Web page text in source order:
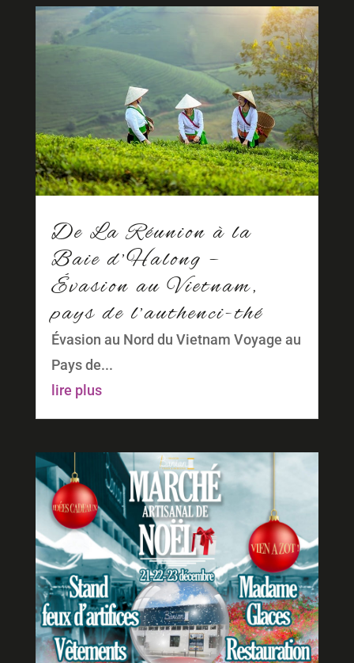
De La Réunion à la
Baie d’Halong –
Évasion au Vietnam,
pays de l’authenci-thé
Évasion au Nord du Vietnam Voyage au
Pays de...
lire plus